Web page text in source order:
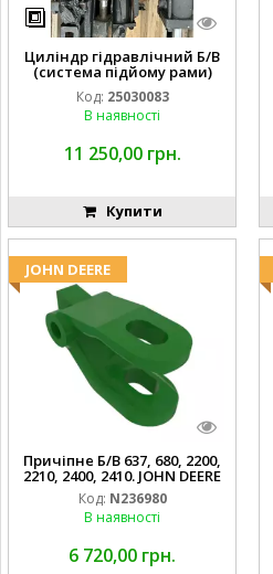
Циліндр гідравлічний Б/В
(система підйому рами)
3X8 87423768
Код: 25030083
В наявності
11 250,00 грн.
Купити
JOHN DEERE
Причіпне Б/В 637, 680, 2200,
2210, 2400, 2410. JOHN DEERE
Код: N236980
В наявності
6 720,00 грн.